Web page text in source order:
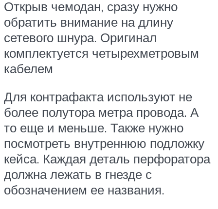
Открыв чемодан, сразу нужно
обратить внимание на длину
сетевого шнура. Оригинал
комплектуется четырехметровым
кабелем
Для контрафакта используют не
более полутора метра провода. А
то еще и меньше. Также нужно
посмотреть внутреннюю подложку
кейса. Каждая деталь перфоратора
должна лежать в гнезде с
обозначением ее названия.